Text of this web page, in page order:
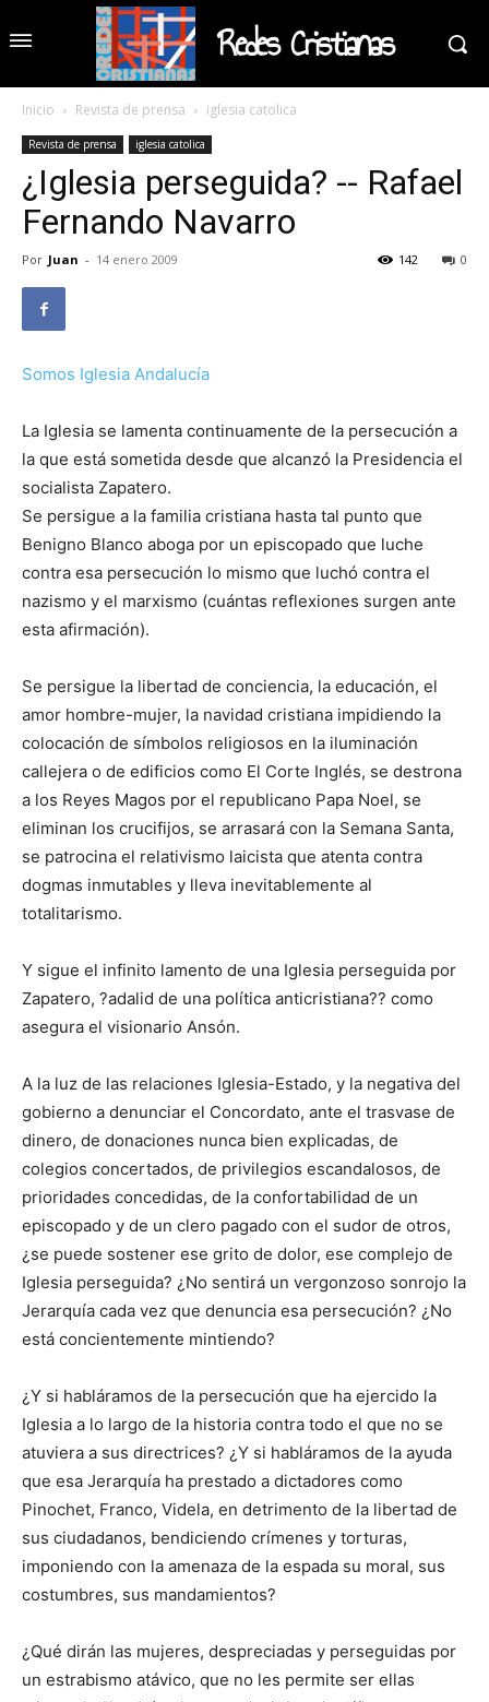
Redes Cristianas
Inicio Revista de prensa iglesia catolica
Revista de prensa iglesia catolica
¿Iglesia perseguida? -- Rafael
Fernando Navarro
Por Juan - 14 enero 2009 0
142
Somos Iglesia Andalucía
La Iglesia se lamenta continuamente de la persecución a
la que está sometida desde que alcanzó la Presidencia el
socialista Zapatero.
Se persigue a la familia cristiana hasta tal punto que
Benigno Blanco aboga por un episcopado que luche
contra esa persecución lo mismo que luchó contra el
nazismo y el marxismo (cuántas reflexiones surgen ante
esta afirmación).
Se persigue la libertad de conciencia, la educación, el
amor hombre-mujer, la navidad cristiana impidiendo la
colocación de símbolos religiosos en la iluminación
callejera o de edificios como El Corte Inglés, se destrona
a los Reyes Magos por el republicano Papa Noel, se
eliminan los crucifijos, se arrasará con la Semana Santa,
se patrocina el relativismo laicista que atenta contra
dogmas inmutables y lleva inevitablemente al
totalitarismo.
Y sigue el infinito lamento de una Iglesia perseguida por
Zapatero, ?adalid de una política anticristiana?? como
asegura el visionario Ansón.
A la luz de las relaciones Iglesia-Estado, y la negativa del
gobierno a denunciar el Concordato, ante el trasvase de
dinero, de donaciones nunca bien explicadas, de
colegios concertados, de privilegios escandalosos, de
prioridades concedidas, de la confortabilidad de un
episcopado y de un clero pagado con el sudor de otros,
¿se puede sostener ese grito de dolor, ese complejo de
Iglesia perseguida? ¿No sentirá un vergonzoso sonrojo la
Jerarquía cada vez que denuncia esa persecución? ¿No
está concientemente mintiendo?
¿Y si habláramos de la persecución que ha ejercido la
Iglesia a lo largo de la historia contra todo el que no se
atuviera a sus directrices? ¿Y si habláramos de la ayuda
que esa Jerarquía ha prestado a dictadores como
Pinochet, Franco, Videla, en detrimento de la libertad de
sus ciudadanos, bendiciendo crímenes y torturas,
imponiendo con la amenaza de la espada su moral, sus
costumbres, sus mandamientos?
¿Qué dirán las mujeres, despreciadas y perseguidas por
un estrabismo atávico, que no les permite ser ellas